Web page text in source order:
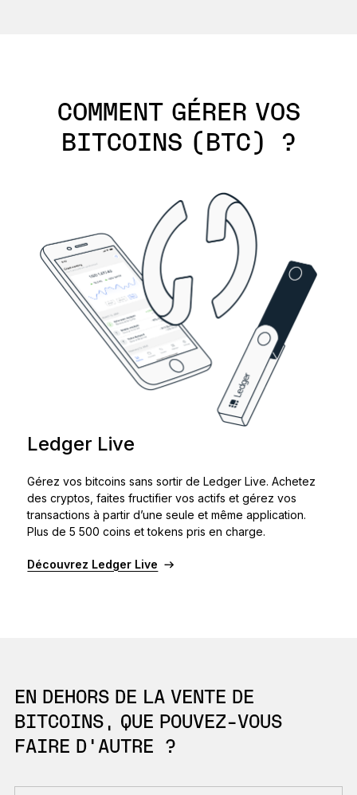
COMMENT GÉRER VOS
BITCOINS (BTC) ?
Ledger Live
Gérez vos bitcoins sans sortir de Ledger Live. Achetez
des cryptos, faites fructifier vos actifs et gérez vos
transactions à partir d’une seule et même application.
Plus de 5 500 coins et tokens pris en charge.
Découvrez Ledger Live
EN DEHORS DE LA VENTE DE
BITCOINS, QUE POUVEZ-VOUS
FAIRE D’AUTRE ?